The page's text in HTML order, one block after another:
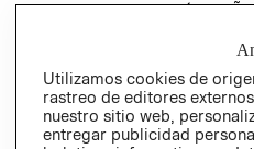
Y ÉTICA
Utilizamos cookies de
rastreo de editores
nuestro sitio web,
entregar publicidad